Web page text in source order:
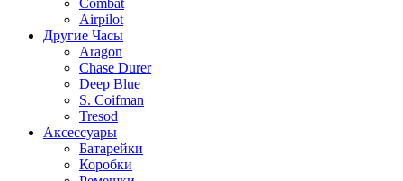
Airpilot
Другие Часы
Aragon
Chase Durer
Deep Blue
S. Coifman
Tresod
Аксессуары
Батарейки
Коробки